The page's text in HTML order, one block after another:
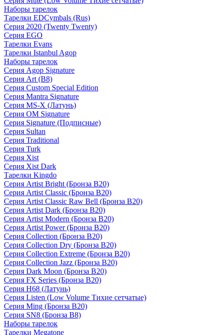
Наборы тарелок
Тарелки EDCymbals (Rus)
Серия 2020 (Twenty Twenty)
Серия EGO
Тарелки Evans
Тарелки Istanbul Agop
Наборы тарелок
Серия Agop Signature
Серия Art (B8)
Серия Custom Special Edition
Серия Mantra Signature
Серия MS-X (Латунь)
Серия OM Signature
Серия Signature (Подписные)
Серия Sultan
Серия Traditional
Серия Turk
Серия Xist
Серия Xist Dark
Тарелки Kingdo
Серия Artist Bright (Бронза B20)
Серия Artist Classic (Бронза B20)
Серия Artist Classic Raw Bell (Бронза B20)
Серия Artist Dark (Бронза B20)
Серия Artist Modern (Бронза B20)
Серия Artist Power (Бронза B20)
Серия Collection (Бронза B20)
Серия Collection Dry (Бронза B20)
Серия Collection Extreme (Бронза B20)
Серия Collection Jazz (Бронза B20)
Серия Dark Moon (Бронза B20)
Серия FX Series (Бронза B20)
Серия H68 (Латунь)
Серия Listen (Low Volume Тихие сетчатые)
Серия Ming (Бронза B20)
Серия SN8 (Бронза B8)
Наборы тарелок
Тарелки Megatone